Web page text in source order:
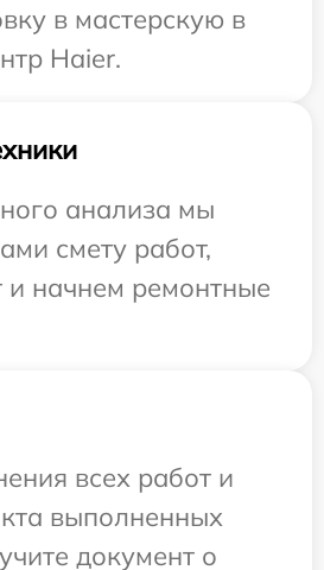
в мастерскую в
Haier.
анализа мы
смету работ,
и начнем ремонтные
всех работ и
выполненных
документ о